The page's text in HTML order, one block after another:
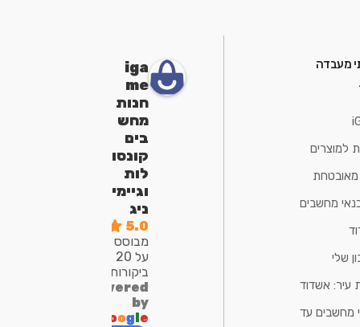
מעבדה
למוצרים
מאובטחת
מחשבים
שלי
עיר: אשדוד
מחשבים עד
iga
me
חנות
מחש
בים
קונסו
לות
וגיימי
ניג
5.0
מבוסס
על 20
ביקורות
powered
by
oogle